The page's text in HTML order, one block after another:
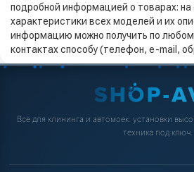
подробной информацией о товарах: на
характеристики всех моделей и их
информацию можно получить по
контактах способу (телефон, e-mail,
Всё для клининга и автомоек: установки
техника под ключ.